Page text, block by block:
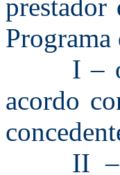
prestador
Programa
I –
acordo
II –